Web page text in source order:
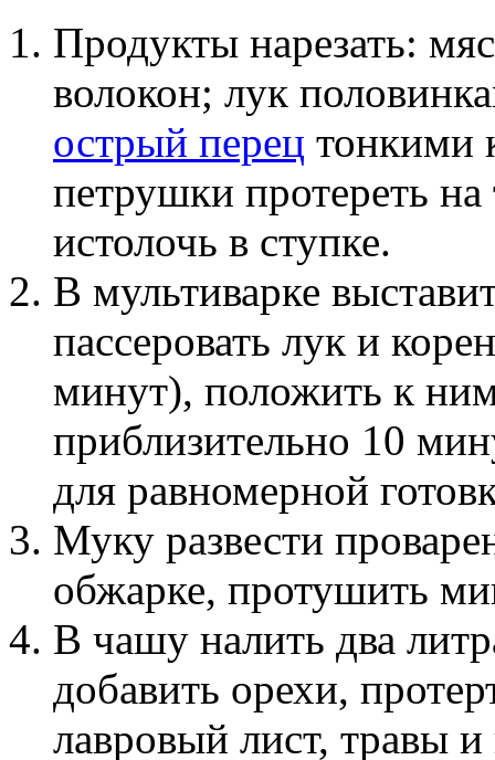
Продукты нарезать:
волокон; лук
острый перец тонкими
петрушки протереть
истолочь в ступке.
В мультиварке
пассеровать лук и
минут), положить к
приблизительно 10
для равномерной
Муку развести
обжарке, протушить
В чашу налить два
добавить орехи,
лавровый лист, травы